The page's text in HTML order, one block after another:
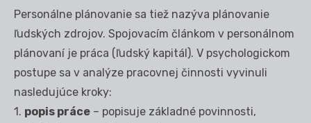
Personálne plánovanie sa tiež nazýva plánovanie
ľudských zdrojov. Spojovacím článkom v personálnom
plánovaní je práca (ľudský kapitál). V psychologickom
postupe sa v analýze pracovnej činnosti vyvinuli
nasledujúce kroky:
1. popis práce – popisuje základné povinnosti,